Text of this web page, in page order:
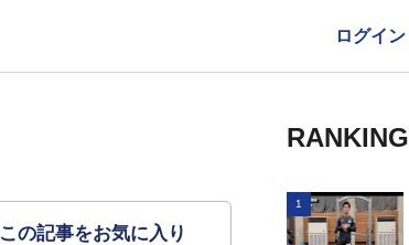
ログイン
この記事をお気に入り
RANKING
1